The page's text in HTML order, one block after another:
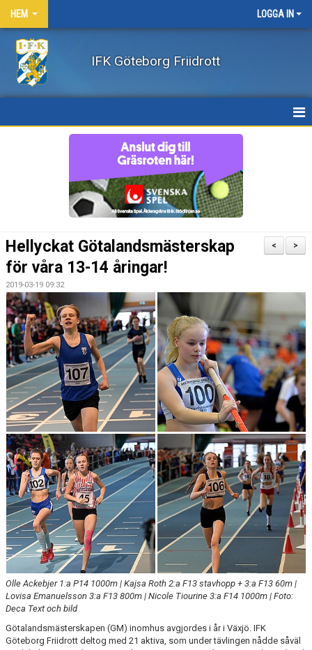
HEM LOGGA IN
IFK Göteborg Friidrott
KLÄDER
LEDARE/UTBILDNING
FUNKTIONÄR
BILDGALLERI
>
<
Hellyckat Götalandsmästerskap
för våra 13-14 åringar!
2019-03-19 09:32
Olle Ackebjer 1:a P14 1000m | Kajsa Roth 2:a F13 stavhopp + 3:a F13 60m |
Lovisa Emanuelsson 3:a F13 800m | Nicole Tiourine 3:a F14 1000m | Foto:
Deca Text och bild
Götalandsmästerskapen (GM) inomhus avgjordes i år i Växjö. IFK
Göteborg Friidrott deltog med 21 aktiva, som under tävlingen nådde såväl